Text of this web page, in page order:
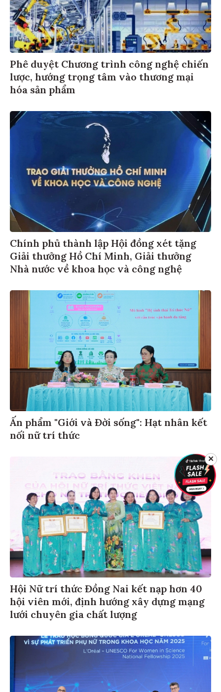
Phê duyệt Chương trình công nghệ chiến
lược, hướng trọng tâm vào thương mại
hóa sản phẩm
Chính phủ thành lập Hội đồng xét tặng
Giải thưởng Hồ Chí Minh, Giải thưởng
Nhà nước về khoa học và công nghệ
Ấn phẩm "Giới và Đời sống": Hạt nhân kết
nối nữ trí thức
Hội Nữ trí thức Đồng Nai kết nạp hơn 40
hội viên mới, định hướng xây dựng mạng
lưới chuyên gia chất lượng
✕